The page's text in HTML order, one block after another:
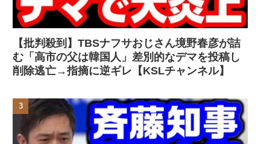
【批判殺到】TBSナフサおじさん境野春彦が詰
む「高市の父は韓国人」差別的なデマを投稿し
削除逃亡→指摘に逆ギレ【KSLチャンネル】